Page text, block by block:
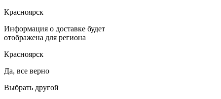
Красноярск
Информация о доставке будет
отображена для региона
Красноярск
Да, все верно
Выбрать другой